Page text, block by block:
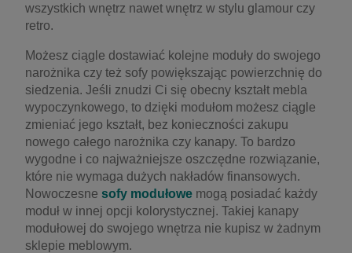
wszystkich wnętrz nawet wnętrz w stylu glamour czy
retro.
Możesz ciągle dostawiać kolejne moduły do swojego
narożnika czy też sofy powiększając powierzchnię do
siedzenia. Jeśli znudzi Ci się obecny kształt mebla
wypoczynkowego, to dzięki modułom możesz ciągle
zmieniać jego kształt, bez konieczności zakupu
nowego całego narożnika czy kanapy. To bardzo
wygodne i co najważniejsze oszczędne rozwiązanie,
które nie wymaga dużych nakładów finansowych.
Nowoczesne sofy modułowe mogą posiadać każdy
moduł w innej opcji kolorystycznej. Takiej kanapy
modułowej do swojego wnętrza nie kupisz w żadnym
sklepie meblowym.